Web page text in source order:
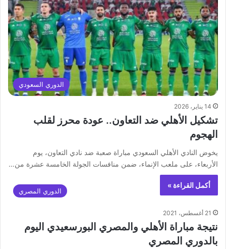
الدوري السعودي
14 يناير، 2026
تشكيل الأهلي ضد التعاون.. عودة محرز لقلب
الهجوم
يخوض النادي الأهلي السعودي مباراة صعبة ضد نادي التعاون، يوم
الأربعاء، على ملعب الإنماء، ضمن منافسات الجولة الخامسة عشرة من…
أكمل القراءة »
الدوري المصري
21 أغسطس، 2021
نتيجة مباراة الأهلي والمصري البورسعيدي اليوم
بالدوري المصري